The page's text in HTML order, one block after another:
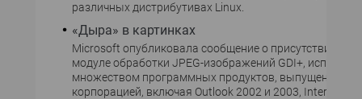
различных дистрибутивах Linux.
«Дыра» в картинках
Microsoft опубликовала сообщение о присутствии
модуле обработки JPEG-изображений GDI+,
множеством программных продуктов, выпущенных
корпорацией, включая Outlook 2002 и 2003, Internet